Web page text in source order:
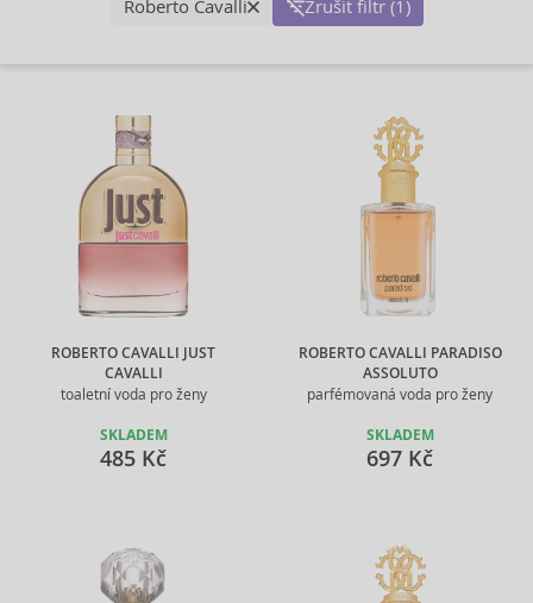
Roberto Cavalli Zrušit filtr (1)
ROBERTO CAVALLI JUST
CAVALLI
toaletní voda pro ženy
SKLADEM
485 Kč
ROBERTO CAVALLI PARADISO
ASSOLUTO
parfémovaná voda pro ženy
SKLADEM
697 Kč